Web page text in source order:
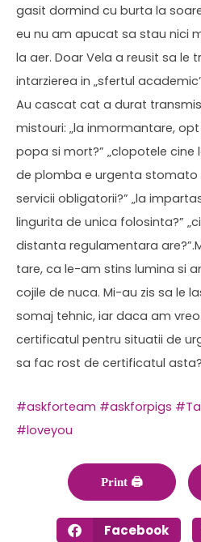
gasit dormind cu burta la
eu nu am apucat sa stau nici
la aer. Doar Vela a reusit sa le
intarzierea in „sfertul
Au cascat cat a durat
mistouri: „la inmormantare,
popa si mort?” „clopotele cine
de plomba e urgenta
servicii obligatorii?” „la
lingurita de unica folosinta?”
distanta regulamentara
tare, ca le-am stins lumina si
cojile de nuca. Mi-au zis sa le
somaj tehnic, iar daca am
certificatul pentru situatii de
sa fac rost de certificatul asta?
#askforteam #askforpigs
#loveyou
Print 🖨
Facebook